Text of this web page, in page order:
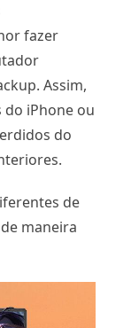
fazer
Assim,
do iPhone ou
do
de
maneira